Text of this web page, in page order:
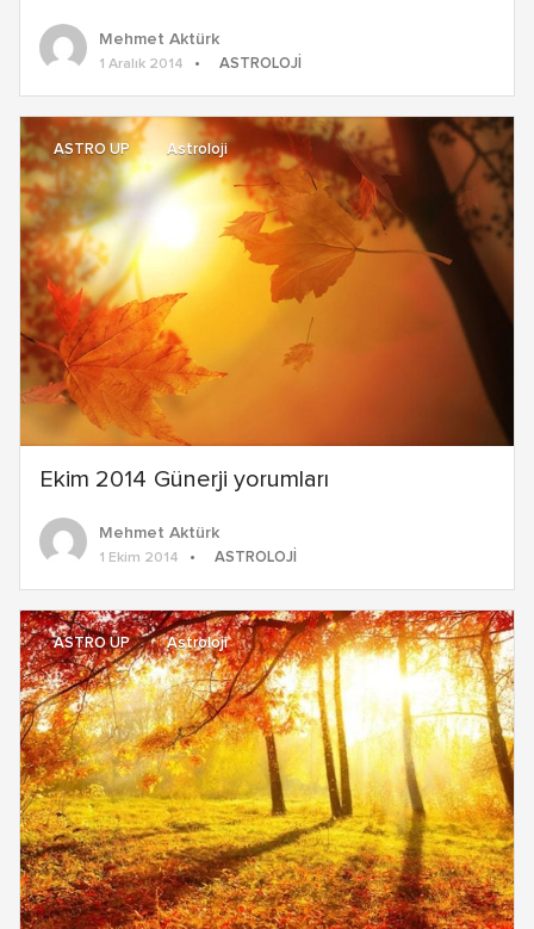
Mehmet Aktürk
1 Aralık 2014 ASTROLOJI
Ekim 2014 Günerji yorumları
ASTRO UP Astroloji
Mehmet Aktürk
1 Ekim 2014 ASTROLOJI
ASTRO UP Astroloji